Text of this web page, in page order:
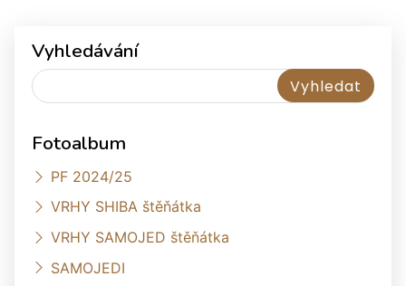
Vyhledávání
Fotoalbum
PF 2024/25
VRHY SHIBA štěňátka
VRHY SAMOJED štěňátka
SAMOJEDI